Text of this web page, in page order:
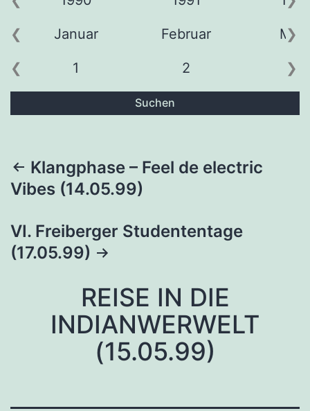
Januar Februar
1 2 3
Suchen
Beitragsnavigation
Klangphase – Feel de electric
Vibes (14.05.99)
VI. Freiberger Studententage
(17.05.99)
REISE IN DIE
INDIANWERWELT
(15.05.99)